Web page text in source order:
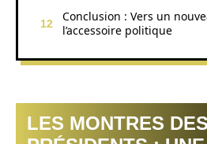
Conclusion : Vers un
l’accessoire politique
LES MONTRES DES